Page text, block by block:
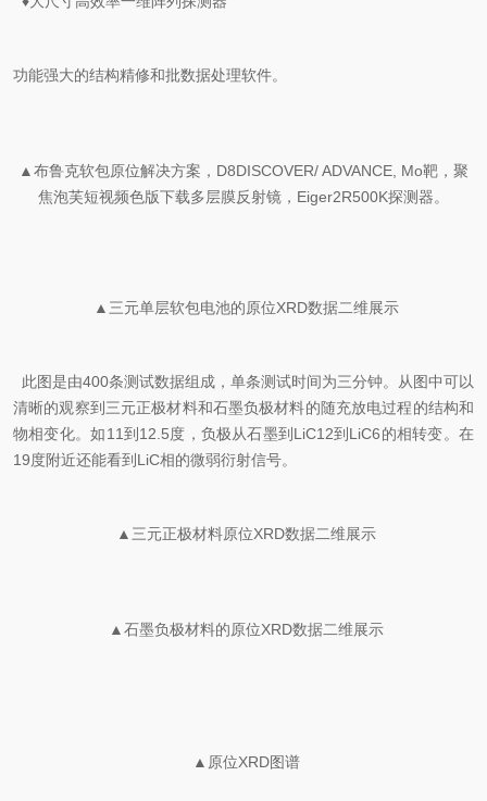
功能强大的结构精修和批数据处理软件。
▲布鲁克软包原位解决方案，D8DISCOVER/ ADVANCE, Mo靶，聚
焦泡芙短视频色版下载多层膜反射镜，Eiger2R500K探测器。
▲三元单层软包电池的原位XRD数据二维展示
此图是由400条测试数据组成，单条测试时间为三分钟。从图中可以
清晰的观察到三元正极材料和石墨负极材料的随充放电过程的结构和
物相变化。如11到12.5度，负极从石墨到LiC12到LiC6的相转变。在
19度附近还能看到LiC相的微弱衍射信号。
▲三元正极材料原位XRD数据二维展示
▲石墨负极材料的原位XRD数据二维展示
▲原位XRD图谱